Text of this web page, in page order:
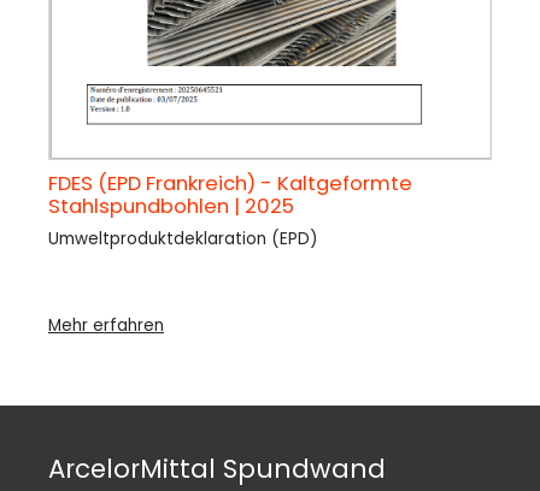
FDES (EPD Frankreich) - Kaltgeformte
Stahlspundbohlen | 2025
Umweltproduktdeklaration (EPD)
Mehr erfahren
ArcelorMittal Spundwand